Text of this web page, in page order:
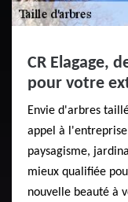
CR Elagage,
pour votre
Envie d'arbres
appel à l'entreprise
paysagisme,
mieux qualifiée
nouvelle beauté à